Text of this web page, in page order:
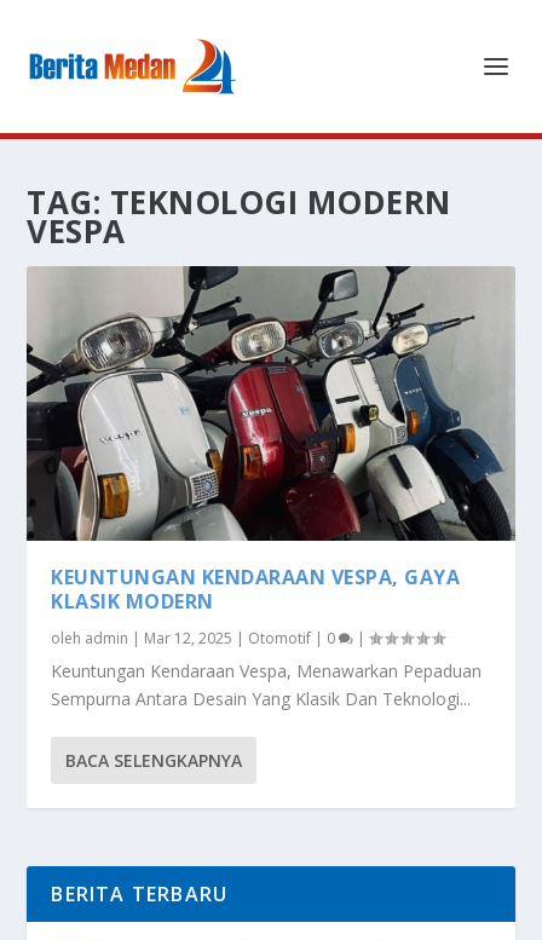
TAG: TEKNOLOGI MODERN
VESPA
KEUNTUNGAN KENDARAAN VESPA, GAYA
KLASIK MODERN
oleh admin | Mar 12, 2025 | Otomotif | 0 |
Keuntungan Kendaraan Vespa, Menawarkan Pepaduan
Sempurna Antara Desain Yang Klasik Dan Teknologi...
BACA SELENGKAPNYA
BERITA TERBARU